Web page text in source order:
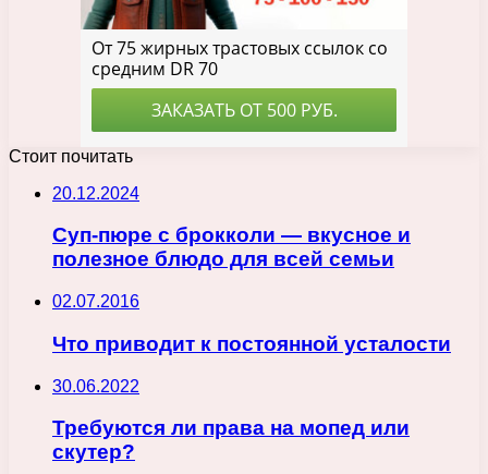
Стоит почитать
20.12.2024
Суп-пюре с брокколи — вкусное и
полезное блюдо для всей семьи
02.07.2016
Что приводит к постоянной усталости
30.06.2022
Требуются ли права на мопед или
скутер?